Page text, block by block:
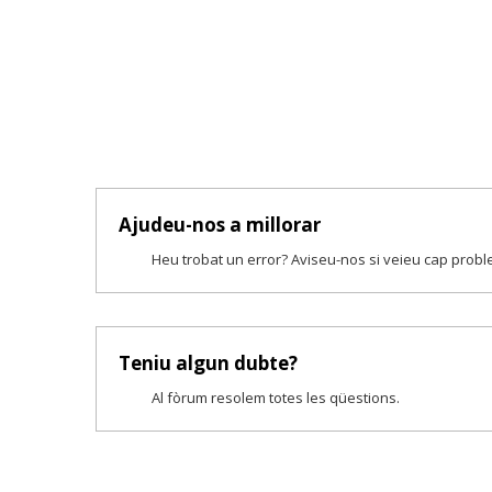
Ajudeu-nos a millorar
Heu trobat un error? Aviseu-nos si veieu cap
Teniu algun dubte?
Al fòrum resolem totes les qüestions.